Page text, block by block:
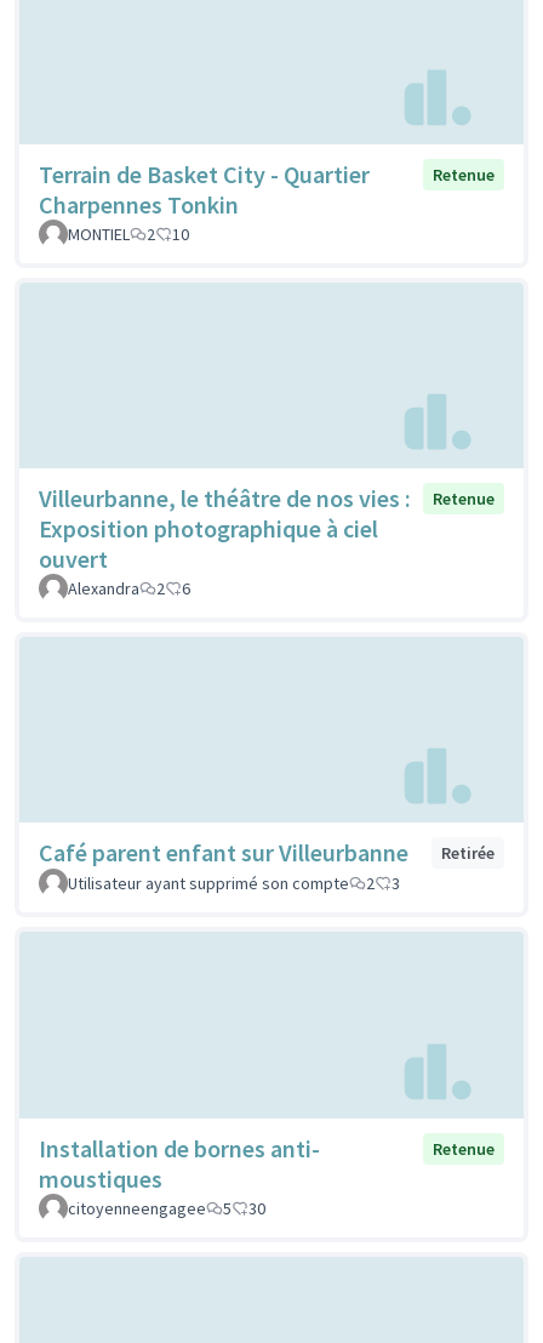
Terrain de Basket City - Quartier
Charpennes Tonkin
Retenue
MONTIEL 2 10
Villeurbanne, le théâtre de nos vies :
Exposition photographique à ciel
ouvert
Retenue
Alexandra 2 6
Café parent enfant sur Villeurbanne
Retirée
Utilisateur ayant supprimé son compte
2 3
Installation de bornes anti-
moustiques
Retenue
citoyenneengagee 5 30